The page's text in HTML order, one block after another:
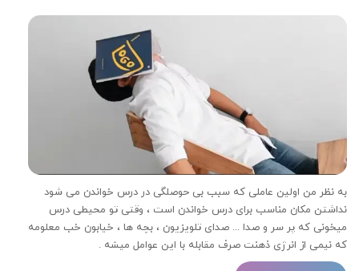
به نظر من اولین عاملی که سبب بی حوصلگی در درس خواندن می شود
نداشتن مکان مناسب برای درس خواندن است ، وقتی تو محیطی درس
میخونی که پر سر و صدا ... صدای تلویزیون ، بچه ها ، خیابون خب معلومه
که نیمی از انرژی ذهنت صرف مقابله با این عوامل میشه .